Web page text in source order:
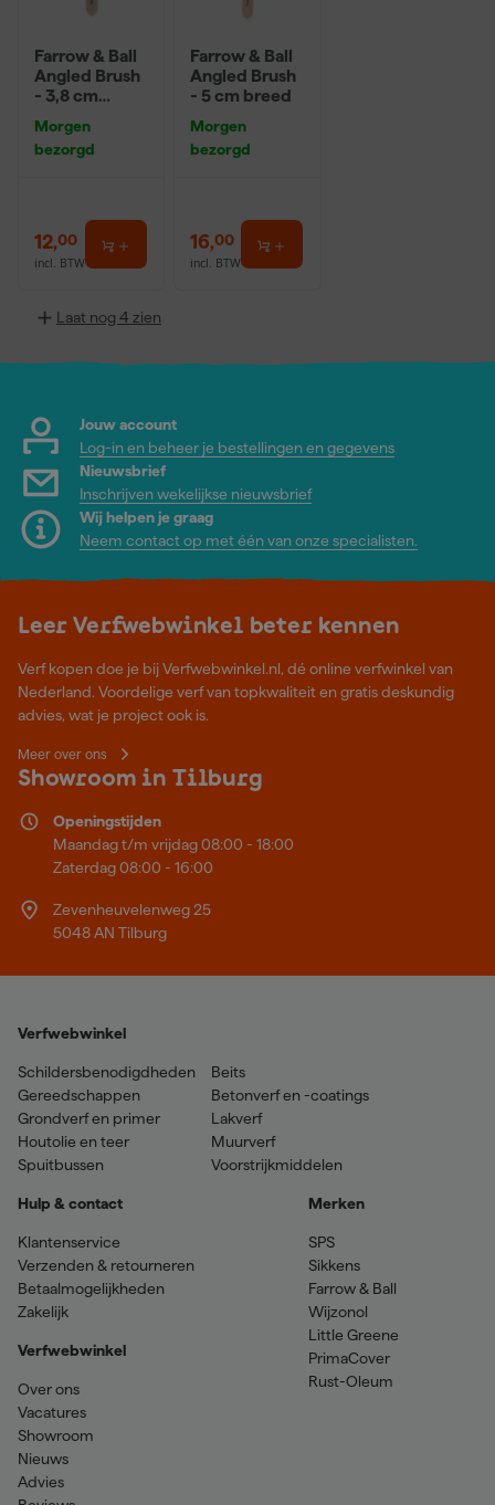
Farrow & Ball
Angled Brush
- 3,8 cm
Morgen
bezorgd
12,00
incl. BTW
Farrow & Ball
Angled Brush
- 5 cm breed
Morgen
bezorgd
16,00
incl. BTW
Laat nog 4 zien
Jouw account
Log-in en beheer je bestellingen en gegevens
Nieuwsbrief
Inschrijven wekelijkse nieuwsbrief
Wij helpen je graag
Neem contact op met één van onze specialisten.
Leer Verfwebwinkel beter kennen
Verf kopen doe je bij Verfwebwinkel.nl, dé online verfwinkel van
Nederland. Voordelige verf van topkwaliteit en gratis deskundig
advies, wat je project ook is.
Meer over ons
Showroom in Tilburg
Openingstijden
Maandag t/m vrijdag 08:00 - 18:00
Zaterdag 08:00 - 16:00
Zevenheuvelenweg 25
5048 AN Tilburg
Verfwebwinkel
Schildersbenodigdheden
Gereedschappen
Grondverf en primer
Houtolie en teer
Spuitbussen
Beits
Betonverf en -coatings
Lakverf
Muurverf
Voorstrijkmiddelen
Hulp & contact
Klantenservice
Verzenden & retourneren
Betaalmogelijkheden
Zakelijk
Verfwebwinkel
Over ons
Vacatures
Showroom
Nieuws
Advies
Merken
SPS
Sikkens
Farrow & Ball
Wijzonol
Little Greene
PrimaCover
Rust-Oleum